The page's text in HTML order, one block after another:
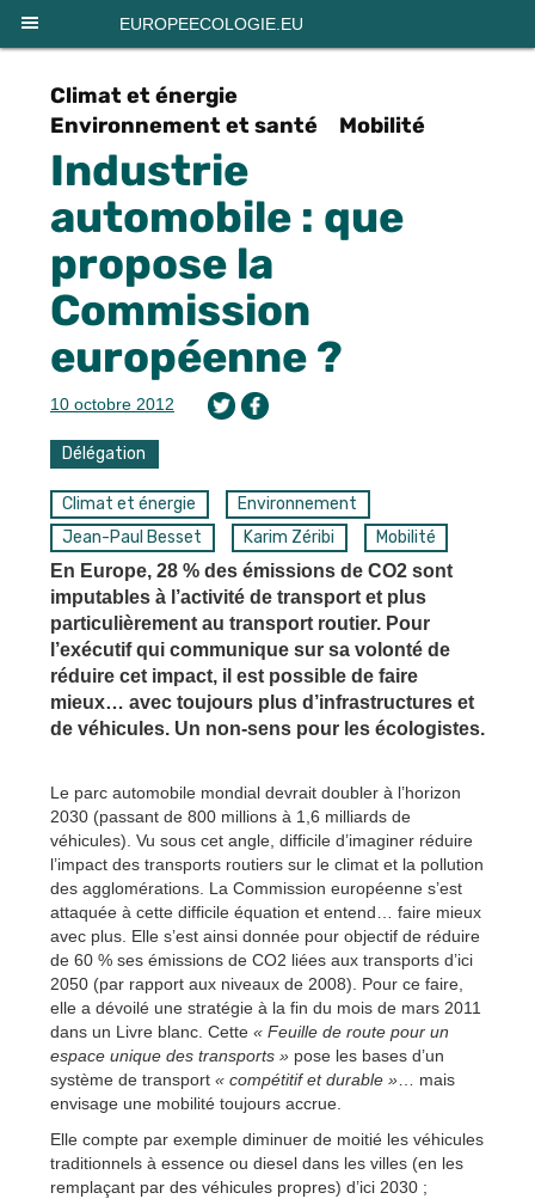
EUROPEECOLOGIE.EU
Climat et énergie
Environnement et santé
Mobilité
Industrie
automobile : que
propose la
Commission
européenne ?
10 octobre 2012
Délégation
Climat et énergie
Environnement
Jean-Paul Besset
Karim Zéribi
Mobilité
En Europe, 28 % des émissions de CO2 sont
imputables à l’activité de transport et plus
particulièrement au transport routier. Pour
l’exécutif qui communique sur sa volonté de
réduire cet impact, il est possible de faire
mieux… avec toujours plus d’infrastructures et
de véhicules. Un non-sens pour les écologistes.
Le parc automobile mondial devrait doubler à l’horizon
2030 (passant de 800 millions à 1,6 milliards de
véhicules). Vu sous cet angle, difficile d’imaginer réduire
l’impact des transports routiers sur le climat et la pollution
des agglomérations. La Commission européenne s’est
attaquée à cette difficile équation et entend… faire mieux
avec plus. Elle s’est ainsi donnée pour objectif de réduire
de 60 % ses émissions de CO2 liées aux transports d’ici
2050 (par rapport aux niveaux de 2008). Pour ce faire,
elle a dévoilé une stratégie à la fin du mois de mars 2011
dans un Livre blanc. Cette « Feuille de route pour un
espace unique des transports » pose les bases d’un
système de transport « compétitif et durable » … mais
envisage une mobilité toujours accrue.
Elle compte par exemple diminuer de moitié les véhicules
traditionnels à essence ou diesel dans les villes (en les
remplaçant par des véhicules propres) d’ici 2030 ;